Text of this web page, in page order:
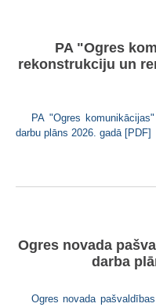
PA "Ogres
rekonstrukciju un
PA "Ogres
darbu plāns 2026. gadā [PDF]
Ogres novada
darba
Ogres novada